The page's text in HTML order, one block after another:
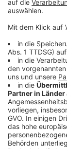
übernehmen
Autor: José
Anzeige
Anzeige